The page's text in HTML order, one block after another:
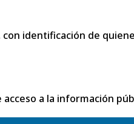
identificación de
a la información